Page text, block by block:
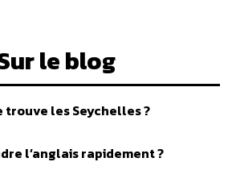
le blog
trouve les Seychelles ?
l’anglais rapidement ?